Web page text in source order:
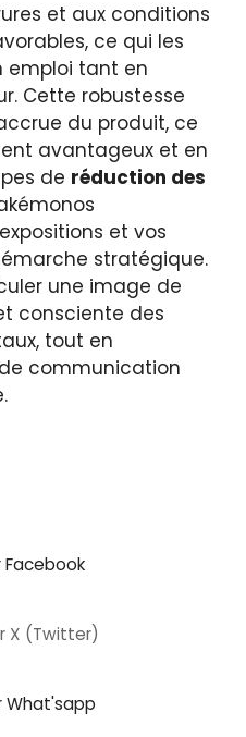
et aux conditions
ce qui les
emploi tant en
Cette robustesse
du produit, ce
avantageux et en
de réduction des
et vos
stratégique.
une image de
consciente des
tout en
communication
Facebook
X (Twitter)
What'sapp